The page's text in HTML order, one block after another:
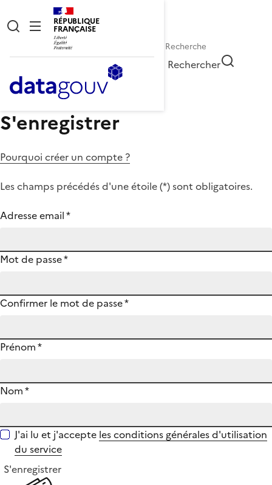
RÉPUBLIQUE
FRANÇAISE
Rechercher
S'enregistrer
Pourquoi créer un compte ?
Les champs précédés d'une étoile (*) sont obligatoires.
Adresse email*
Mot de passe*
Confirmer le mot de passe*
Prénom*
Nom*
J'ai lu et j'accepte les conditions générales d'utilisation
du service
S'enregistrer